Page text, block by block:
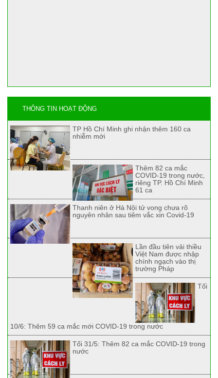
THÔNG TIN HOẠT ĐỘNG
TP Hồ Chí Minh ghi nhận thêm 160 ca
nhiễm mới
Thêm 82 ca mắc
COVID-19 trong nước,
riêng TP. Hồ Chí Minh
61 ca
Thanh niên ở Hà Nội tử vong chưa rõ
nguyên nhân sau tiêm vắc xin Covid-19
Lần đầu tiên vải thiều
Việt Nam được nhập
chính ngạch vào thị
trường Pháp
Tối
10/6: Thêm 59 ca mắc mới COVID-19 trong nước
Tối 31/5: Thêm 82 ca mắc COVID-19 trong
nước